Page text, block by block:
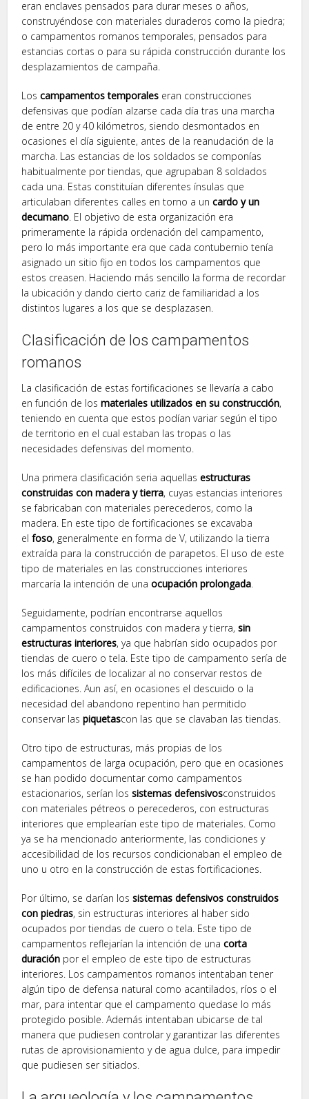
eran enclaves pensados para durar meses o años,
construyéndose con materiales duraderos como la piedra;
o campamentos romanos temporales, pensados para
estancias cortas o para su rápida construcción durante los
desplazamientos de campaña.
Loscampamentos temporales eran construcciones
defensivas que podían alzarse cada día tras una marcha
de entre 20 y 40 kilómetros, siendo desmontados en
ocasiones el día siguiente, antes de la reanudación de la
marcha. Las estancias de los soldados se componías
habitualmente por tiendas, que agrupaban 8 soldados
cada una. Estas constituían diferentes ínsulas que
articulaban diferentes calles en torno a uncardo y un
decumano. El objetivo de esta organización era
primeramente la rápida ordenación del campamento,
pero lo más importante era que cada contubernio tenía
asignado un sitio fijo en todos los campamentos que
estos creasen. Haciendo más sencillo la forma de recordar
la ubicación y dando cierto cariz de familiaridad a los
distintos lugares a los que se desplazasen.
Clasificación de los campamentos
romanos
La clasificación de estas fortificaciones se llevaría a cabo
en función de losmateriales utilizados en su construcción,
teniendo en cuenta que estos podían variar según el tipo
de territorio en el cual estaban las tropas o las
necesidades defensivas del momento.
Una primera clasificación seria aquellasestructuras
construidas con madera y tierra, cuyas estancias interiores
se fabricaban con materiales perecederos, como la
madera. En este tipo de fortificaciones se excavaba
elfoso, generalmente en forma de V, utilizando la tierra
extraída para la construcción de parapetos. El uso de este
tipo de materiales en las construcciones interiores
marcaría la intención de unaocupación prolongada.
Seguidamente, podrían encontrarse aquellos
campamentos construidos con madera y tierra,sin
estructuras interiores, ya que habrían sido ocupados por
tiendas de cuero o tela. Este tipo de campamento sería de
los más difíciles de localizar al no conservar restos de
edificaciones. Aun así, en ocasiones el descuido o la
necesidad del abandono repentino han permitido
conservar laspiquetascon las que se clavaban las tiendas.
Otro tipo de estructuras, más propias de los
campamentos de larga ocupación, pero que en ocasiones
se han podido documentar como campamentos
estacionarios, serían lossistemas defensivosconstruidos
con materiales pétreos o perecederos, con estructuras
interiores que emplearían este tipo de materiales. Como
ya se ha mencionado anteriormente, las condiciones y
accesibilidad de los recursos condicionaban el empleo de
uno u otro en la construcción de estas fortificaciones.
Por último, se darían lossistemas defensivos construidos
con piedras, sin estructuras interiores al haber sido
ocupados por tiendas de cuero o tela. Este tipo de
campamentos reflejarían la intención de unacorta
duración por el empleo de este tipo de estructuras
interiores. Los campamentos romanos intentaban tener
algún tipo de defensa natural como acantilados, ríos o el
mar, para intentar que el campamento quedase lo más
protegido posible. Además intentaban ubicarse de tal
manera que pudiesen controlar y garantizar las diferentes
rutas de aprovisionamiento y de agua dulce, para impedir
que pudiesen ser sitiados.